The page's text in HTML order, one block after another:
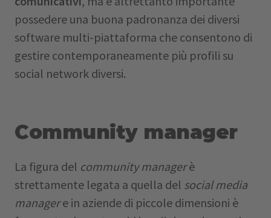
possedere una buona padronanza dei diversi
software multi-piattaforma che consentono di
gestire contemporaneamente più profili su
social network diversi.
Community manager
La figura del community managerè
strettamente legata a quella del social media
managere in aziende di piccole dimensioni è